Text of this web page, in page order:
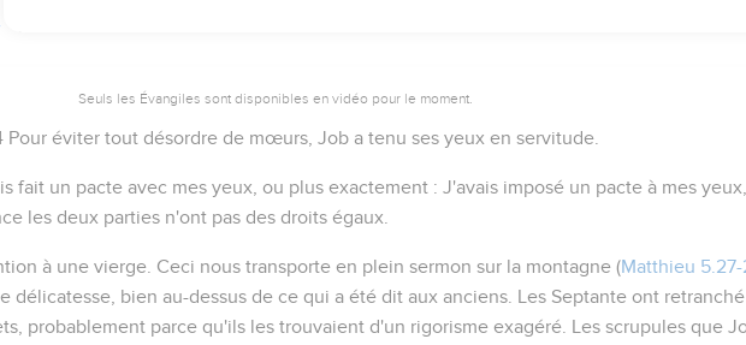
Seuls les Évangiles sont disponibles en vidéo pour le moment.
Pour éviter tout désordre de mœurs, Job a tenu ses yeux en servitude.
fait un pacte avec mes yeux , ou plus exactement : J'avais imposé un pacte à mes yeux
les deux parties n'ont pas des droits égaux.
à une vierge . Ceci nous transporte en plein sermon sur la montagne (Matthieu
délicatesse, bien au-dessus de ce qui a été dit aux anciens . Les Septante ont
probablement parce qu'ils les trouvaient d'un rigorisme exagéré. Les scrupules que